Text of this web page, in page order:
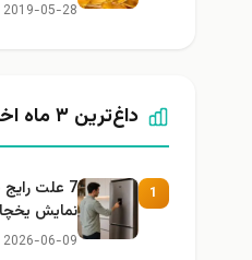
2019-05-28
داغ‌ترین ۳ ماه اخیر
1
7 علت
نمایش
2026-06-09